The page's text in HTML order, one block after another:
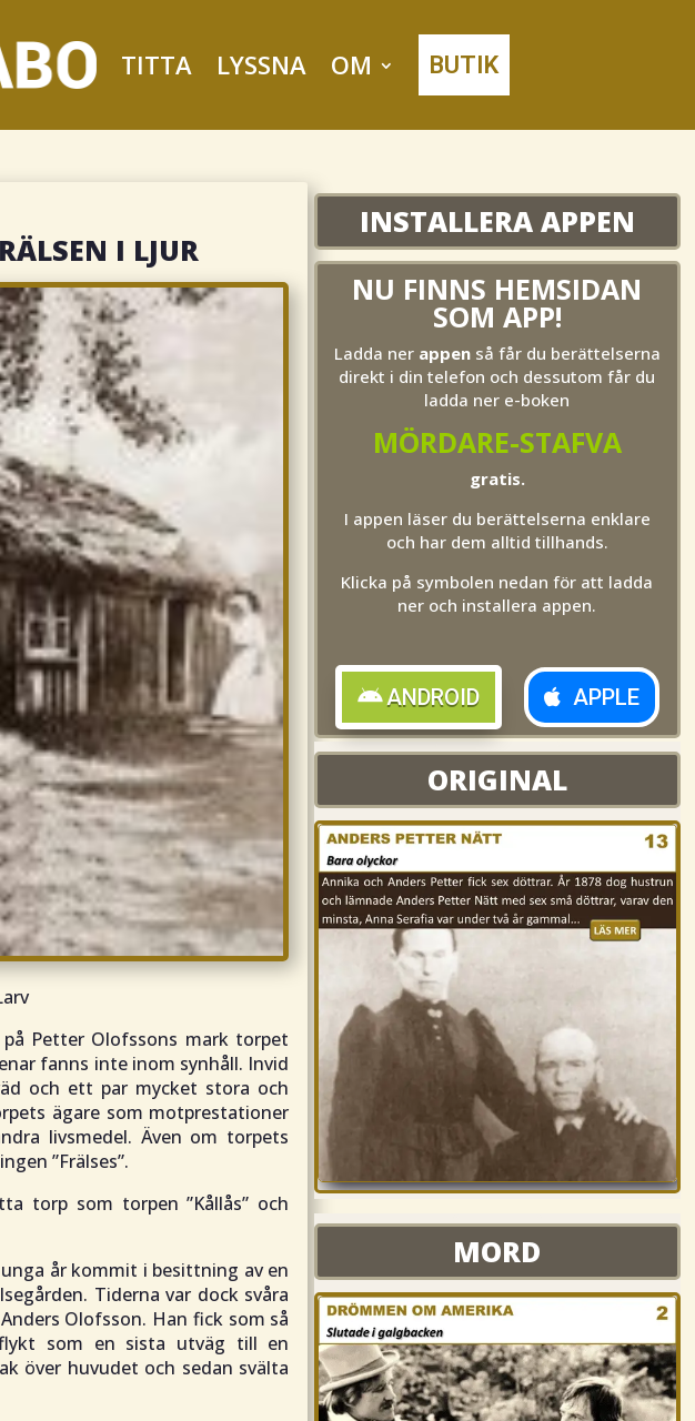
TITTA LYSSNA OM BUTIK
I LJUR
Petter Olofssons mark torpet
fanns inte inom synhåll. Invid
och ett par mycket stora och
ägare som motprestationer
livsmedel. Även om torpets
”Frälses”.
torp som torpen ”Kållås” och
år kommit i besittning av en
Tiderna var dock svåra
Olofsson. Han fick som så
som en sista utväg till en
över huvudet och sedan svälta
INSTALLERA APPEN
NU FINNS HEMSIDAN
SOM APP!
Ladda ner appenså får du berättelserna
direkt i din telefon och dessutom får du
ladda ner e-boken
MÖRDARE-STAFVA
gratis.
I appen läser du berättelserna enklare
och har dem alltid tillhands.
Klicka på symbolen nedan för att ladda
ner och installera appen.
ANDROID APPLE
ORIGINAL
ORIGINAL
MORD
MORD